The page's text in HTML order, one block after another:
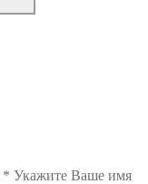
* Укажите Ваше имя